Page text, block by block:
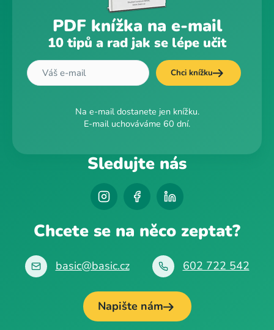
PDF knížka na e-mail
10 tipů a rad jak se lépe učit
Chci knížku
Na e-mail dostanete jen knížku.
E-mail uchováváme 60 dní.
Sledujte nás
Chcete se na něco zeptat?
basic@basic.cz 602 722 542
Napište nám